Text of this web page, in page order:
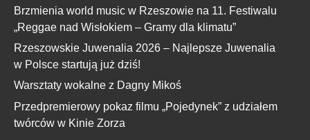
Brzmienia world music w Rzeszowie na 11. Festiwalu
„Reggae nad Wisłokiem – Gramy dla klimatu”
Rzeszowskie Juwenalia 2026 – Najlepsze Juwenalia
w Polsce startują już dziś!
Warsztaty wokalne z Dagny Mikoś
Przedpremierowy pokaz filmu „Pojedynek” z udziałem
twórców w Kinie Zorza